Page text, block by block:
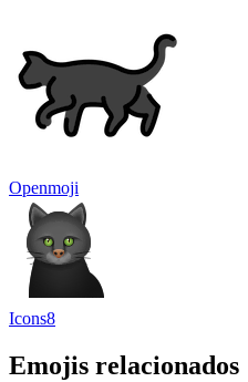
Openmoji
Icons8
Emojis relacionados